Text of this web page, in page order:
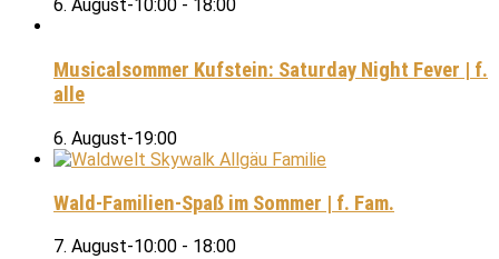
6. August-10:00 - 18:00
Musicalsommer Kufstein: Saturday Night Fever | f.
alle
6. August-19:00
Wald-Familien-Spaß im Sommer | f. Fam.
7. August-10:00 - 18:00